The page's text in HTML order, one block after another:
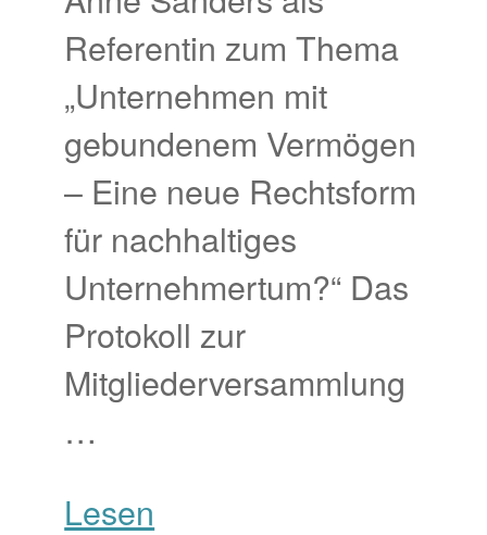
Referentin zum Thema
„Unternehmen mit
gebundenem Vermögen
– Eine neue Rechtsform
für nachhaltiges
Unternehmertum?“ Das
Protokoll zur
Mitgliederversammlung
…
Lesen